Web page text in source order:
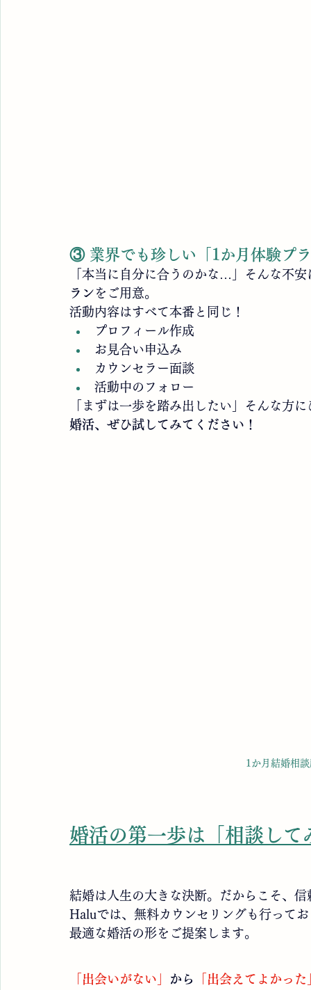
③ 業界でも珍しい「1か月体験プ
「本当に自分に合うのかな…」そんな不
ラン をご用意。
活動内容はすべて本番と同じ！
プロフィール作成
お見合い申込み
カウンセラー面談
活動中のフォロー
「まずは一歩を踏み出したい」そんな方
婚活、ぜひ試してみてください！
1か月結婚相
婚活の第一歩は「相談して
結婚は人生の大きな決断。だからこそ、
Haluでは、無料カウンセリングも行って
最適な婚活の形をご提案します。
「出会いがない」 から
「出会えてよかった